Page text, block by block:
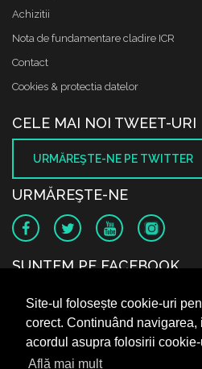
Site-ul folosește cookie-uri
corect. Continuând navigarea,
acordul asupra folosirii cookie-
Află mai mult
Achizitii
Nota de fundamentare cladire ICR
Contact
Cookies & protectia datelor
CELE MAI NOI TWEET-URI
URMĂREŞTE-NE PE TWITTER
URMĂREŞTE-NE
SUNTEM PE FACEBOOK